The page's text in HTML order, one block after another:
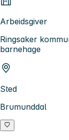
Arbeidsgiver
Ringsaker
barnehage
Sted
Brumunddal